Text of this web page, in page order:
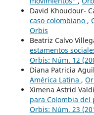
David Khoudour-
caso colombiano ,
Orbis
Beatriz Calvo
estamentos
Orbis: Núm. 12
Diana Patricia
América Latina ,
Ximena Astrid
para Colombia
Orbis: Núm. 23